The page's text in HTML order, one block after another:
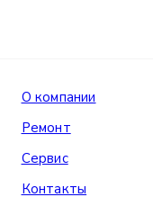
О компании
Ремонт
Сервис
Контакты